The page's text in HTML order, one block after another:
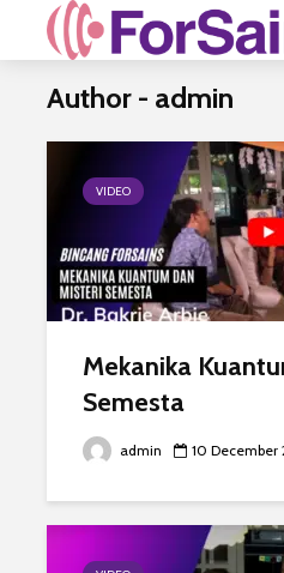
Author - admin
VIDEO
Mekanika
Semesta
admin 10 December